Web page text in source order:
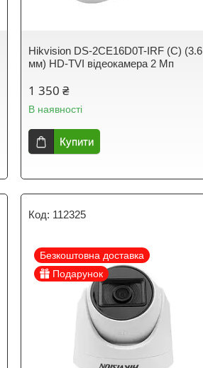
Hikvision DS-2CE16D0T-IRF (C) (3.6
мм) HD-TVI відеокамера 2 Мп
1 350 ₴
В наявності
Купити
112325
Безкоштовна доставка
Подарунок